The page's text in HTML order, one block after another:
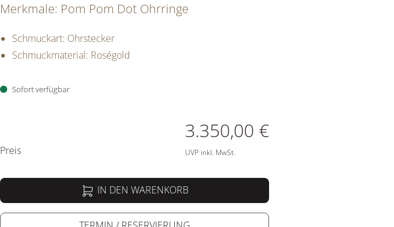
Merkmale: Pom Pom Dot Ohrringe
Schmuckart: Ohrstecker
Schmuckmaterial: Roségold
Sofort verfügbar
PREISINFORMATIONEN
Preis
3.350,00 €
UVP inkl. MwSt.
IN DEN WARENKORB